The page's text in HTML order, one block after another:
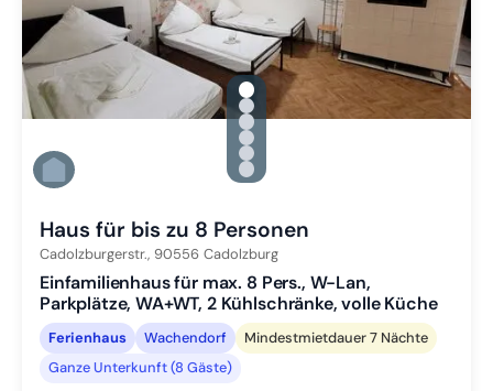
gallery.slide_selector
Zu Slide 1 wechseln
Zu Slide 2 wechseln
Zu Slide 3 wechseln
Zu Slide 4 wechseln
Zu Slide 5 wechseln
Zu Slide 6 wechseln
Haus für bis zu 8 Personen
Cadolzburgerstr., 90556 Cadolzburg
Einfamilienhaus für max. 8 Pers., W-Lan,
Parkplätze, WA+WT, 2 Kühlschränke, volle Küche
Ferienhaus Wachendorf
Mindestmietdauer 7 Nächte
Ganze Unterkunft (8 Gäste)